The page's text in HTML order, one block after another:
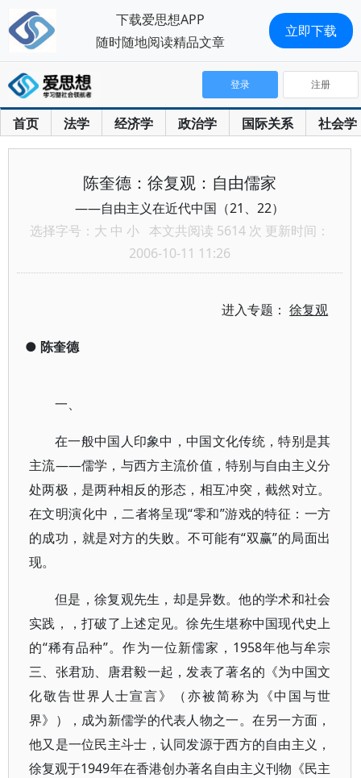
首页 法学 经济学 政治学 国际关系 社会学
登录 注册
陈奎德：徐复观：自由儒家
——自由主义在近代中国（21、22）
选择字号： 大 中 小 本文共阅读 5614 次 更新时间：
2006-10-11 11:26
进入专题：徐复观
● 陈奎德
一、
在一般中国人印象中，中国文化传统，特别是其
主流——儒学，与西方主流价值，特别与自由主义分
处两极，是两种相反的形态，相互冲突，截然对立。
在文明演化中，二者将呈现“零和”游戏的特征：一方
的成功，就是对方的失败。不可能有“双赢”的局面出
现。
但是，徐复观先生，却是异数。他的学术和社会
实践，，打破了上述定见。徐先生堪称中国现代史上
的“稀有品种”。作为一位新儒家，1958年他与牟宗
三、张君劢、唐君毅一起，发表了著名的《为中国文
化敬告世界人士宣言》（亦被简称为《中国与世
界》），成为新儒学的代表人物之一。在另一方面，
他又是一位民主斗士，认同发源于西方的自由主义，
徐复观于1949年在香港创办著名自由主义刊物《民主
下载爱思想APP
随时随地阅读精品文章
立即下载